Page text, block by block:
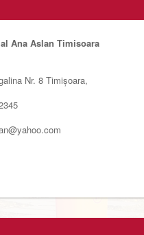
Ana Aslan Timisoara
Nr. 8 Timișoara,